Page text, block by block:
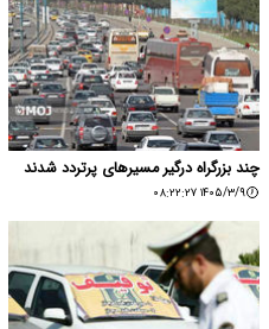
چند بزرگراه درگیر مسیرهای پرتردد شدند
۱۴۰۵/۳/۹ ۰۸:۲۲:۲۷